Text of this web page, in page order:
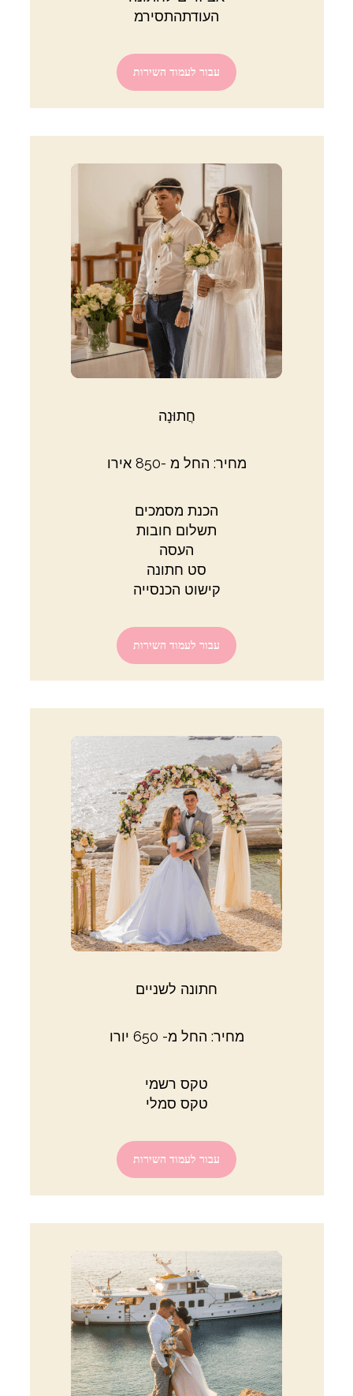
העודתהתסירמ
עבור לעמוד השירות
חֲתוּנָה
מחיר: החל מ -850 אירו
הכנת מסמכים
תשלום חובות
העסה
סט חתונה
קישוט הכנסייה
עבור לעמוד השירות
חתונה לשניים
מחיר: החל מ- 650 יורו
טקס רשמי
טקס סמלי
עבור לעמוד השירות